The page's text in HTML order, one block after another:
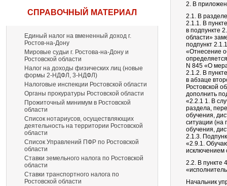
СПРАВОЧНЫЙ МАТЕРИАЛ
Единый налог на вмененный доход г.
Ростов-на-Дону
Мировые судьи г. Ростова-на-Дону и
Ростовской области
Налог на доходы физических лиц (новые
формы 2-НДФЛ, 3-НДФЛ)
Налоговые инспекции Ростовской области
Органы прокуратуры Ростовской области
Прожиточный минимум в Ростовской
области
Список нотариусов, осуществляющих
деятельность на территории Ростовской
области
Список Управлений ПФР по Ростовской
области
Ставки земельного налога по Ростовской
области
Ставки транспортного налога по
Ростовской области
2. В
2.1. В
2.1.1. В
в подпункте
области»
подпункт
«Отнесение
N 845 «О
2.1.2. В
в абзаце
Ростовской
дополнить
«2.2.1 1. В
раздела,
обучения,
ситуации (на
обучения,
2.1.3.
«2.9.1.
исключением
2.2. В пункте
Начальник